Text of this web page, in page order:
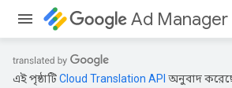
Ad Manager
এই পৃষ্ঠাটিCloud Translation API অনুবাদ